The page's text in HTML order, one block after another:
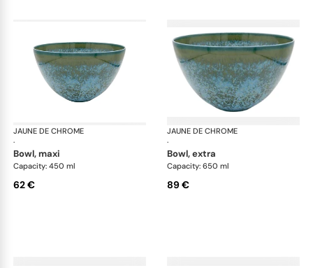
JAUNE DE CHROME
·
Nymphéa
bowl, maxi
Capacity: 450 ml
62 €
JAUNE DE CHROME
·
bowl, extra
Capacity: 650 ml
89 €